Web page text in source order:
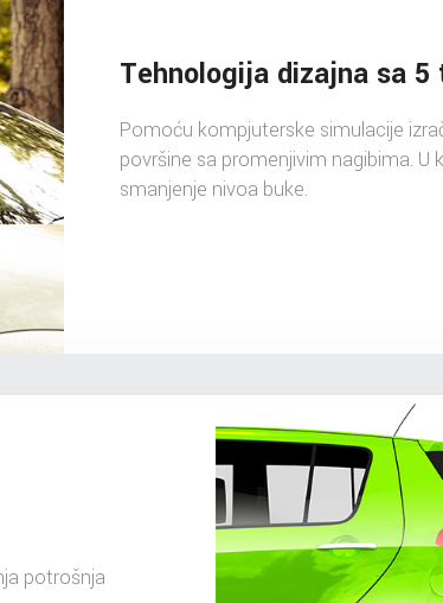
Tehnologija dizajna sa 5
Pomoću kompjuterske simulacije
površine sa promenjivim nagibima.
smanjenje nivoa buke.
potrošnja